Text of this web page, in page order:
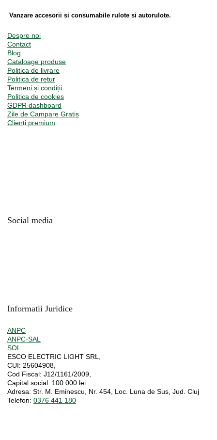
Vanzare accesorii si consumabile rulote si autorulote.
Despre noi
Contact
Blog
Cataloage produse
Politica de livrare
Politica de retur
Termeni și condiții
Politica de cookies
GDPR dashboard
Zile de Campare Gratis
Clienți premium
Social media
Informatii Juridice
ANPC
ANPC-SAL
SOL
ESCO ELECTRIC LIGHT SRL,
CUI: 25604908,
Cod Fiscal: J12/1161/2009,
Capital social: 100 000 lei
Adresa: Str. M. Eminescu, Nr. 454, Loc. Luna de Sus, Jud. Cluj
Telefon: 0376 441 180